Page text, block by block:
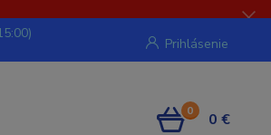
Prihlásenie
0 0 €